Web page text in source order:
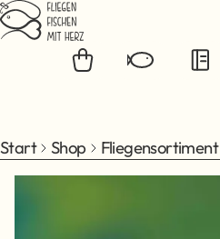
Zum Hauptinhalt springen
Start Shop Fliegensortiment